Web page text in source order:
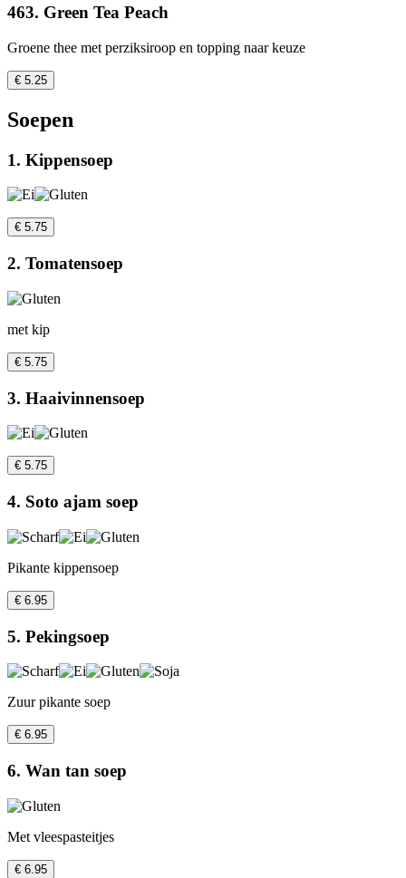
463. Green Tea Peach
Groene thee met perziksiroop en topping naar keuze
€ 5.25
Soepen
1. Kippensoep
€ 5.75
2. Tomatensoep
met kip
€ 5.75
3. Haaivinnensoep
€ 5.75
4. Soto ajam soep
Pikante kippensoep
€ 6.95
5. Pekingsoep
Zuur pikante soep
€ 6.95
6. Wan tan soep
Met vleespasteitjes
€ 6.95